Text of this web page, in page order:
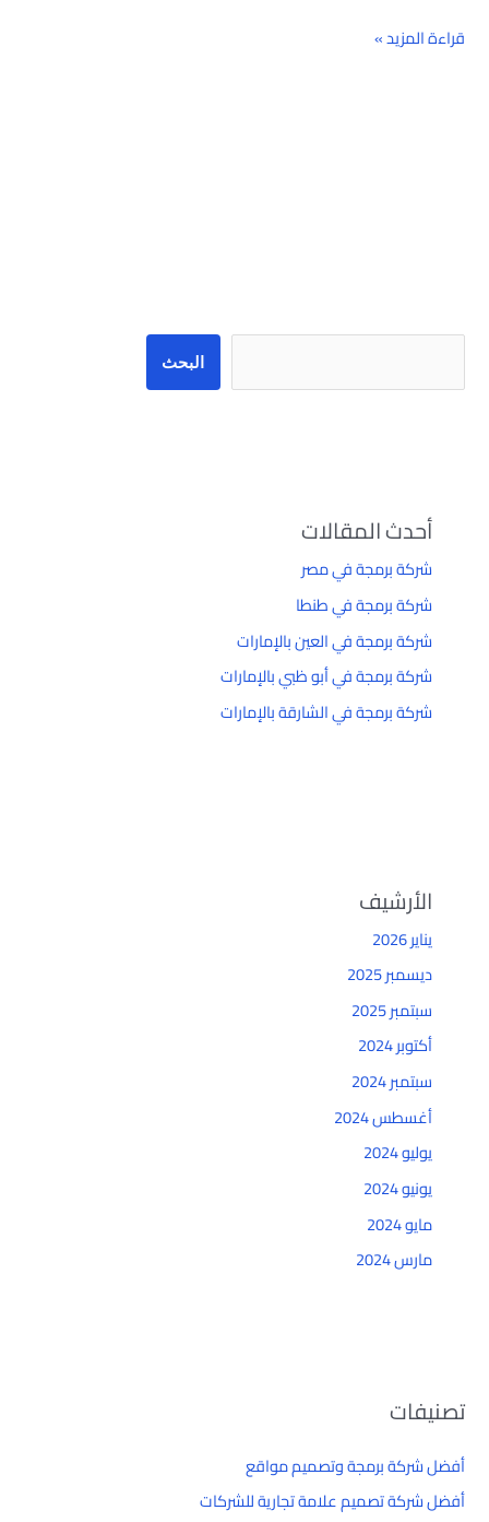
قراءة المزيد »
البحث
أحدث المقالات
شركة برمجة في مصر
شركة برمجة في طنطا
شركة برمجة في العين بالإمارات
شركة برمجة في أبو ظبي بالإمارات
شركة برمجة في الشارقة بالإمارات
الأرشيف
يناير 2026
ديسمبر 2025
سبتمبر 2025
أكتوبر 2024
سبتمبر 2024
أغسطس 2024
يوليو 2024
يونيو 2024
مايو 2024
مارس 2024
تصنيفات
أفضل شركة برمجة وتصميم مواقع
أفضل شركة تصميم علامة تجارية للشركات